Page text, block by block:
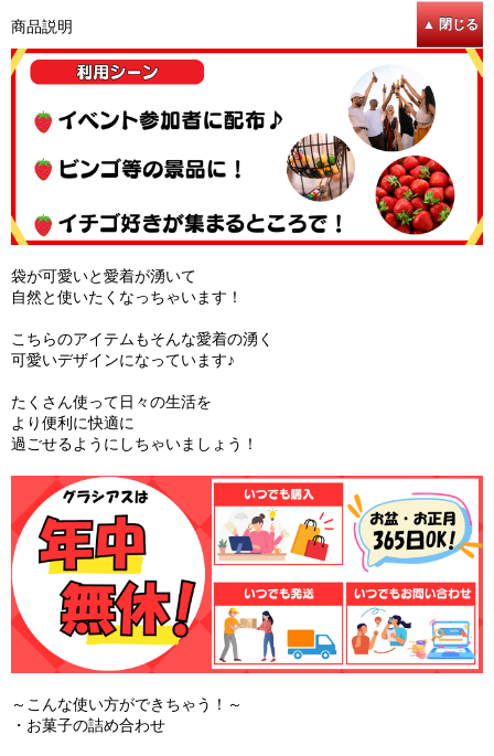
商品説明
袋が可愛いと愛着が湧いて
自然と使いたくなっちゃいます！
こちらのアイテムもそんな愛着の湧く
可愛いデザインになっています♪
たくさん使って日々の生活を
より便利に快適に
過ごせるようにしちゃいましょう！
～こんな使い方ができちゃう！～
・お菓子の詰め合わせ